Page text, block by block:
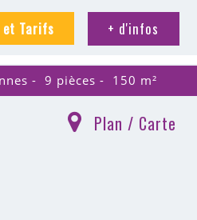
+ d'infos
Tarifs
9 pièces 150 m²
Plan / Carte